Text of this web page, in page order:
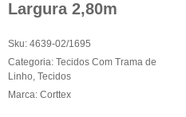
Largura 2,80m
Sku: 4639-02/1695
Categoria: Tecidos Com Trama de
Linho Tecidos
Marca: Corttex